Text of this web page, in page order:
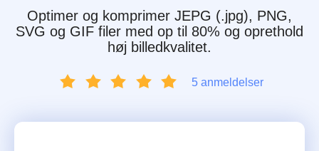
Optimer og komprimer JEPG (.jpg), PNG,
SVG og GIF filer med op til 80% og oprethold
høj billedkvalitet.
5 anmeldelser